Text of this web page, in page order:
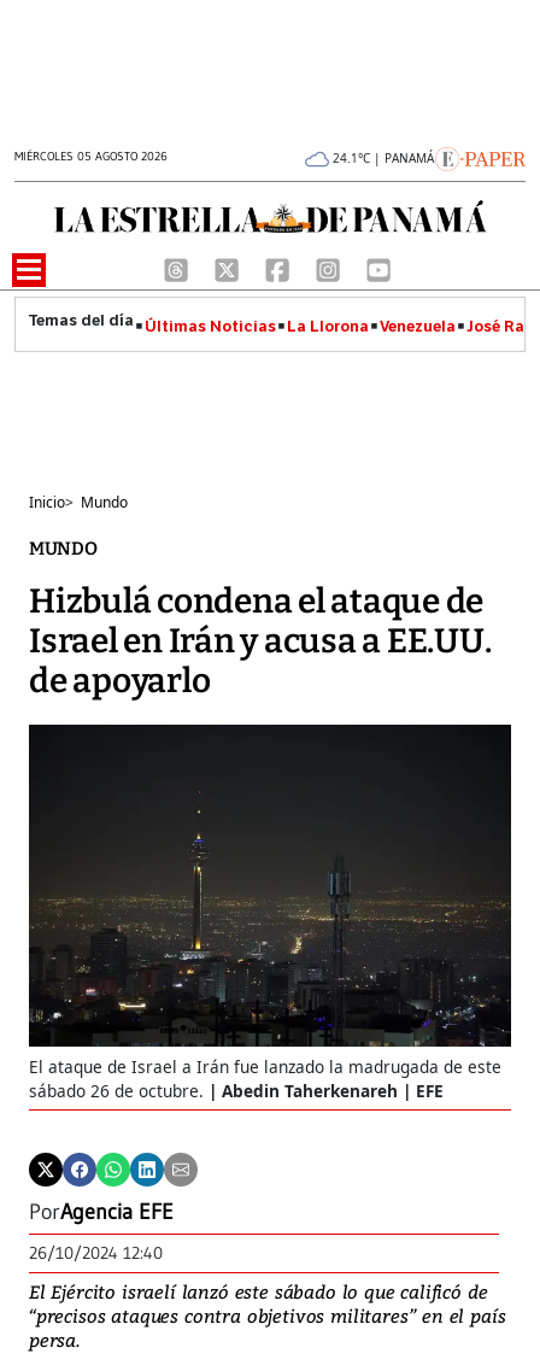
MIÉRCOLES 05 AGOSTO 2026 24.1°C | PANAMÁ
Últimas Noticias La Llorona Venezuela José
Inicio> Mundo
MUNDO
Hizbulá condena el ataque de
Israel en Irán y acusa a EE.UU.
de apoyarlo
El ataque de Israel a Irán fue lanzado la madrugada de este
sábado 26 de octubre.
Abedin Taherkenareh | EFE
PorAgencia EFE
26/10/2024 12:40
El Ejército israelí lanzó este sábado lo que calificó de
“precisos ataques contra objetivos militares” en el país
persa.